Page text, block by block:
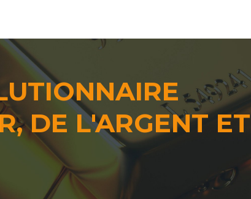
DE L'ARGENT ET